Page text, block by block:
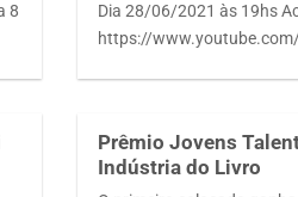
8
Dia 28/06/2021 às 19hs
https://
Prêmio Jovens
Indústria do Livro